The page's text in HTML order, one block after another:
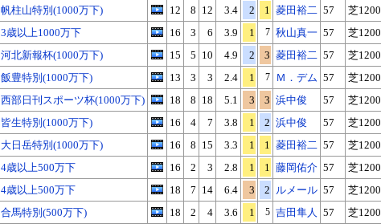
帆柱山特別(1000万下) 12 8 12 3.4 2 1 菱田裕二 57 芝1200
3歳以上1000万下 16 3 6 3.9 1 7 秋山真一 57 芝1200
河北新報杯(1000万下) 15 5 10 4.9 2 3 菱田裕二 57 芝1200
飯豊特別(1000万下) 13 3 3 2.4 1 7 Ｍ．デム 57 芝1200
西部日刊スポーツ杯(1000万下) 18 8 18 5.1 3 3 浜中俊 57 芝1200
皆生特別(1000万下) 16 4 7 3.8 1 2 浜中俊 57 芝1200
大日岳特別(1000万下) 16 8 15 3.3 1 1 菱田裕二 57 芝1200
4歳以上500万下 16 2 3 2.8 1 1 藤岡佑介 57 芝1200
4歳以上500万下 18 7 14 6.4 3 2 ルメール 57 芝1200
合馬特別(500万下) 18 2 4 3.6 1 5 吉田隼人 57 芝1200